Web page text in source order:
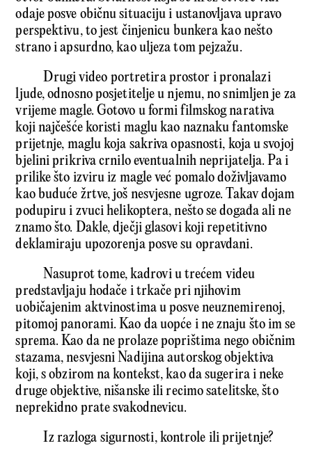
odaje posve običnu situaciju i ustanovljava upravo
perspektivu, to jest činjenicu bunkera kao nešto
strano i apsurdno, kao uljeza tom pejzažu.
Drugi video portretira prostor i pronalazi
ljude, odnosno posjetitelje u njemu, no snimljen je za
vrijeme magle. Gotovo u formi filmskog narativa
koji najčešće koristi maglu kao naznaku fantomske
prijetnje, maglu koja sakriva opasnosti, koja u svojoj
bjelini prikriva crnilo eventualnih neprijatelja. Pa i
prilike što izviru iz magle već pomalo doživljavamo
kao buduće žrtve, još nesvjesne ugroze. Takav dojam
podupiru i zvuci helikoptera, nešto se događa ali ne
znamo što. Dakle, dječji glasovi koji repetitivno
deklamiraju upozorenja posve su opravdani.
Nasuprot tome, kadrovi u trećem videu
predstavljaju hodače i trkače pri njihovim
uobičajenim aktvinostima u posve neuznemirenoj,
pitomoj panorami. Kao da uopće i ne znaju što im se
sprema. Kao da ne prolaze poprištima nego običnim
stazama, nesvjesni Nadijina autorskog objektiva
koji, s obzirom na kontekst, kao da sugerira i neke
druge objektive, nišanske ili recimo satelitske, što
neprekidno prate svakodnevicu.
Iz razloga sigurnosti, kontrole ili prijetnje?